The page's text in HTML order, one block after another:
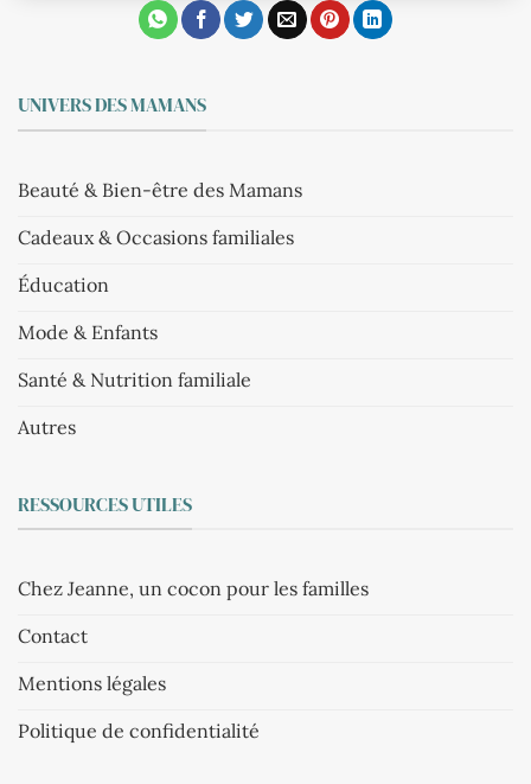
UNIVERS DES MAMANS
Beauté & Bien-être des Mamans
Cadeaux & Occasions familiales
Éducation
Mode & Enfants
Santé & Nutrition familiale
Autres
RESSOURCES UTILES
Chez Jeanne, un cocon pour les familles
Contact
Mentions légales
Politique de confidentialité